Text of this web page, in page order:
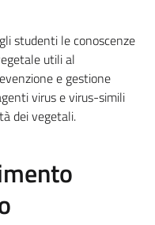
studenti le conoscenze
utili al
e gestione
virus e virus-simili
dei vegetali.